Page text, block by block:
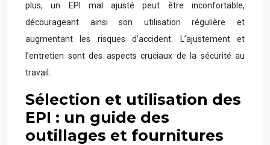
plus, un EPI mal ajusté peut être inconfortable,
décourageant ainsi son utilisation régulière et
augmentant les risques d’accident. L’ajustement et
l’entretien sont des aspects cruciaux de la sécurité au
travail.
Sélection et utilisation des
EPI : un guide des
outillages et fournitures